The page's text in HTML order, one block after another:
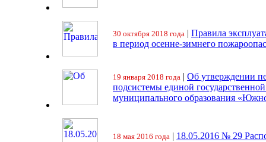
30 октября 2018 года | Правила
в период осенне-зимнего
19 января 2018 года | Об утверждении
подсистемы единой
муниципального образования
18 мая 2016 года | 18.05.2016 № 29